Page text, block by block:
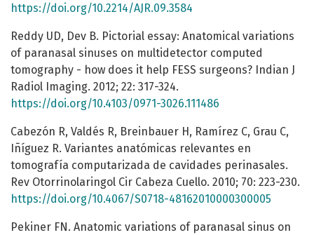
https://doi.org/10.2214/AJR.09.3584
Reddy UD, Dev B. Pictorial essay: Anatomical variations
of paranasal sinuses on multidetector computed
tomography - how does it help FESS surgeons? Indian J
Radiol Imaging. 2012; 22: 317-324.
https://doi.org/10.4103/0971-3026.111486
Cabezón R, Valdés R, Breinbauer H, Ramírez C, Grau C,
Iñíguez R. Variantes anatómicas relevantes en
tomografía computarizada de cavidades perinasales.
Rev Otorrinolaringol Cir Cabeza Cuello. 2010; 70: 223-230.
https://doi.org/10.4067/S0718-48162010000300005
Pekiner FN. Anatomic variations of paranasal sinus on